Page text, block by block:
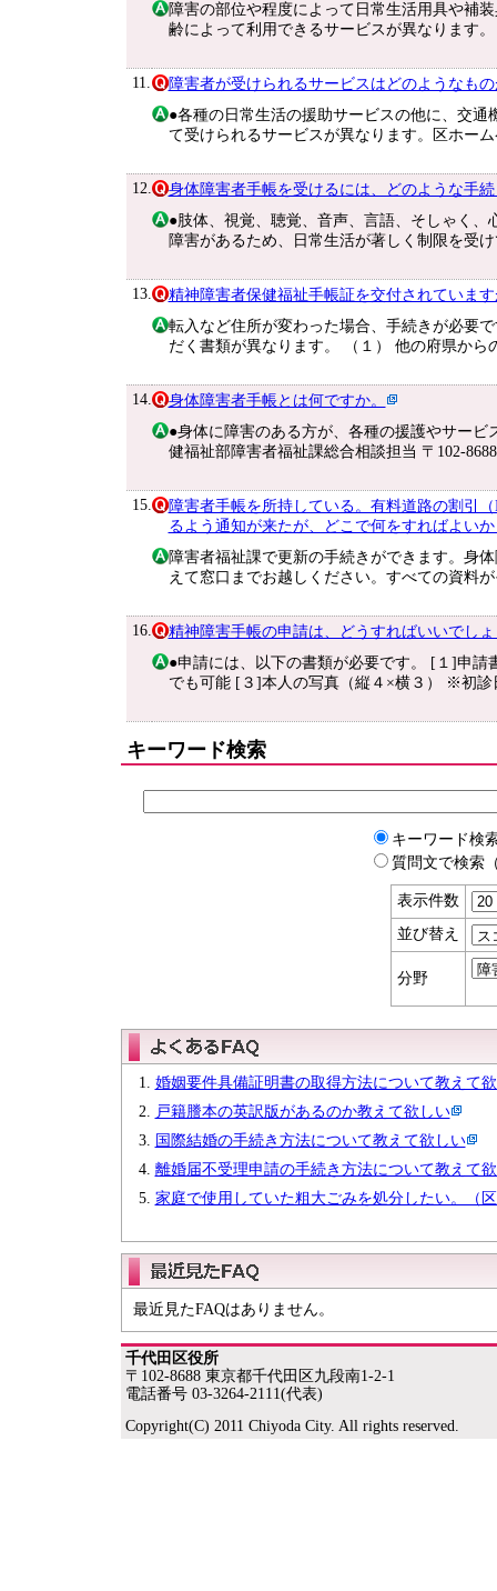
障害の部位や程度によって日常生活用具や補
齢によって利用できるサービスが異なります
11.
障害者が受けられるサービスはどのようなも
●各種の日常生活の援助サービスの他に、交
て受けられるサービスが異なります。区ホー
12.
身体障害者手帳を受けるには、どのような手
●肢体、視覚、聴覚、音声、言語、そしゃく
障害があるため、日常生活が著しく制限を受
13.
精神障害者保健福祉手帳証を交付されていま
転入など住所が変わった場合、手続きが必要
だく書類が異なります。 （１） 他の府県か
14.
身体障害者手帳とは何ですか。
●身体に障害のある方が、各種の援護やサー
健福祉部障害者福祉課総合相談担当 〒102-
15.
障害者手帳を所持している。有料道路の割引
るよう通知が来たが、どこで何をすればよいか
障害者福祉課で更新の手続きができます。身
えて窓口までお越しください。すべての資料
16.
精神障害手帳の申請は、どうすればいいでし
●申請には、以下の書類が必要です。 [１]申
でも可能 [３]本人の写真（縦４×横３） ※初
キーワード検索
キーワード検
質問文で検索
表示件数
並び替え
分野
婚姻要件具備証明書の取得方法について教えて
戸籍謄本の英訳版があるのか教えて欲しい
国際結婚の手続き方法について教えて欲しい
離婚届不受理申請の手続き方法について教えて
家庭で使用していた粗大ごみを処分したい。（
最近見たFAQはありません。
千代田区役所
〒102-8688 東京都千代田区九段南1-2-1
電話番号 03-3264-2111(代表)
Copyright(C) 2011 Chiyoda City. All rights reserved.